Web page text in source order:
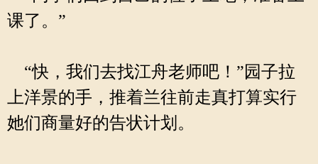
课了。”
“快，我们去找江舟老师吧！”园子拉
上洋景的手，推着兰往前走真打算实行
她们商量好的告状计划。